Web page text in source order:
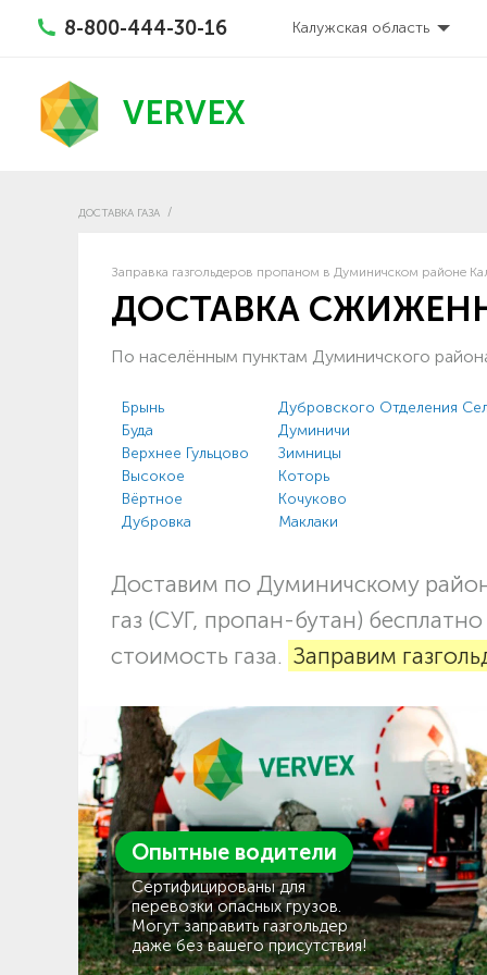
8-800-444-30-16 Калужская область
VERVEX
ДОСТАВКА ГАЗА
ДОСТАВКА
Заправка газгольдеров пропаном в Думиничском районе
По населённым пунктам Думиничского
Брынь
Буда
Верхнее Гульцово
Высокое
Вёртное
Дубровка
Дубровского Отделения
Думиничи
Зимницы
Которь
Кочуково
Маклаки
Доставим по Думиничскому
газ (СУГ, пропан-бутан)
стоимость газа. Заправим
Опытные водители
Сертифицированы для
перевозки опасных грузов.
Могут заправить газгольдер
даже без вашего присутствия!